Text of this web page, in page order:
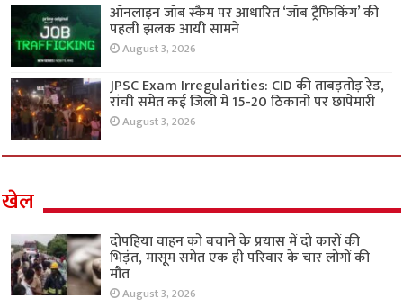
ऑनलाइन जॉब स्कैम पर आधारित ‘जॉब ट्रैफिकिंग’ की
पहली झलक आयी सामने
August 3, 2026
JPSC Exam Irregularities: CID की ताबड़तोड़ रेड,
रांची समेत कई जिलों में 15-20 ठिकानों पर छापेमारी
August 3, 2026
खेल
दोपहिया वाहन को बचाने के प्रयास में दो कारों की
भिड़ंत, मासूम समेत एक ही परिवार के चार लोगों की
मौत
August 3, 2026